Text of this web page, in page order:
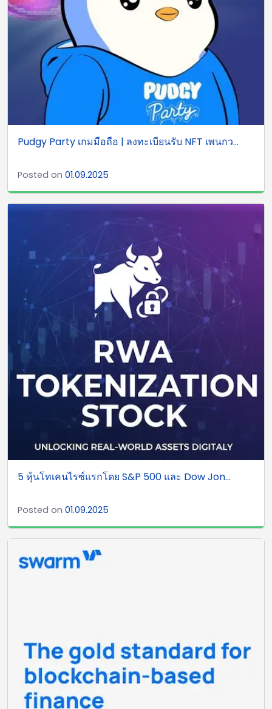
Pudgy Party เกมมือถือ | ลงทะเบียนรับ NFT เพนกว...
Posted on 01.09.2025
5 หุ้นโทเคนไรซ์แรกโดย S&P 500 และ Dow Jon...
Posted on 01.09.2025